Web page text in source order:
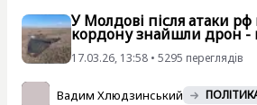
У Молдові після атаки рф
кордону знайшли дрон -
17.03.26, 13:58 • 5295 переглядiв
Вадим Хлюдзинський